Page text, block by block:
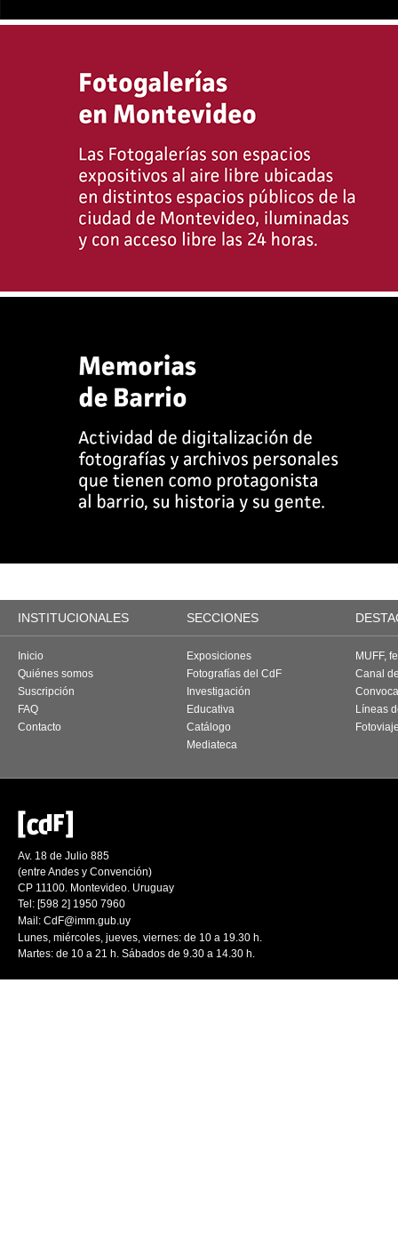
INSTITUCIONALES SECCIONES
Inicio
Quiénes somos
Suscripción
FAQ
Contacto
Exposiciones
Fotografías del CdF
Investigación
Educativa
Catálogo
Mediateca
MUFF,
Canal
Líneas
Av. 18 de Julio 885
(entre Andes y Convención)
CP 11100. Montevideo. Uruguay
Tel: [598 2] 1950 7960
Mail: CdF@imm.gub.uy
Lunes, miércoles, jueves, viernes: de 10 a 19.30 h.
Martes: de 10 a 21 h. Sábados de 9.30 a 14.30 h.